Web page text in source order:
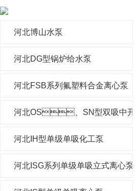
河北博山水泵
河北DG型锅炉给水泵
河北FSB系列氟塑料合金离心泵
河北OS、SN型双吸中开泵
河北IH型单级单吸化工泵
河北ISG系列单级单吸立式离心泵